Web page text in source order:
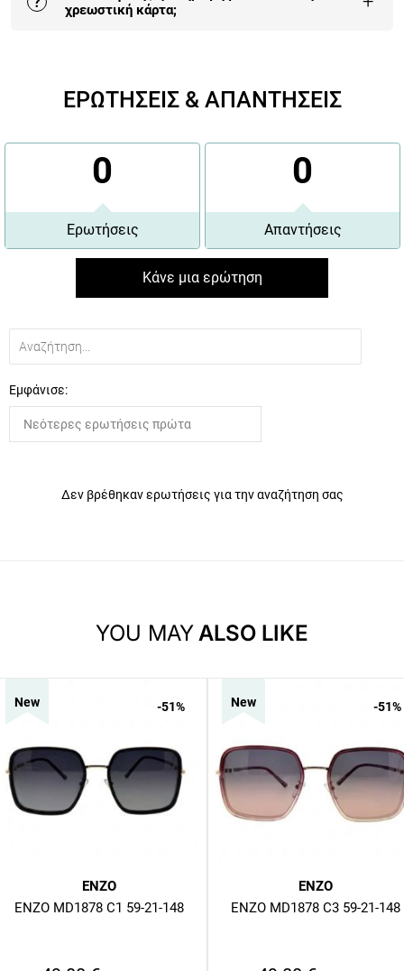
χρεωστική κάρτα;
εγγυημένη και έχει τα περισσότερα οφέλη.
ΕΡΩΤΗΣΕΙΣ & ΑΠΑΝΤΗΣΕΙΣ
0
Ερωτήσεις
0
Απαντήσεις
Κάνε μια ερώτηση
Εμφάνισε:
Δεν βρέθηκαν ερωτήσεις για την αναζήτηση σας
YOU MAYALSO LIKE
ENZO
ENZO MD1878 C1 59-21-148
New -51%
ENZO
ENZO MD1878 C3 59-21-148
New -51%